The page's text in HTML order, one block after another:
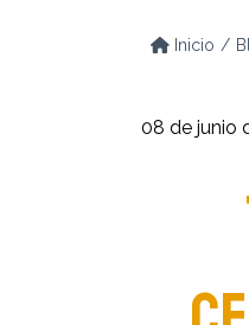
Inicio
08 de junio